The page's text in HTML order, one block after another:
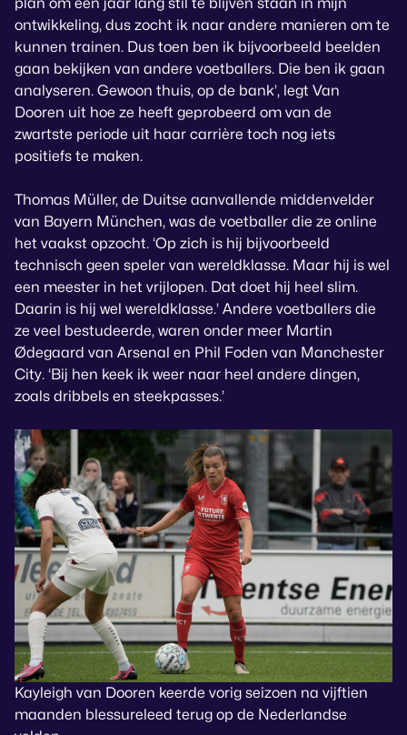
plan om een jaar lang stil te blijven staan in mijn
ontwikkeling, dus zocht ik naar andere manieren om te
kunnen trainen. Dus toen ben ik bijvoorbeeld beelden
gaan bekijken van andere voetballers. Die ben ik gaan
analyseren. Gewoon thuis, op de bank’, legt Van
Dooren uit hoe ze heeft geprobeerd om van de
zwartste periode uit haar carrière toch nog iets
positiefs te maken.
Thomas Müller, de Duitse aanvallende middenvelder
van Bayern München, was de voetballer die ze online
het vaakst opzocht. ‘Op zich is hij bijvoorbeeld
technisch geen speler van wereldklasse. Maar hij is wel
een meester in het vrijlopen. Dat doet hij heel slim.
Daarin is hij wel wereldklasse.’ Andere voetballers die
ze veel bestudeerde, waren onder meer Martin
Ødegaard van Arsenal en Phil Foden van Manchester
City. ‘Bij hen keek ik weer naar heel andere dingen,
zoals dribbels en steekpasses.’
Kayleigh van Dooren keerde vorig seizoen na vijftien
maanden blessureleed terug op de Nederlandse